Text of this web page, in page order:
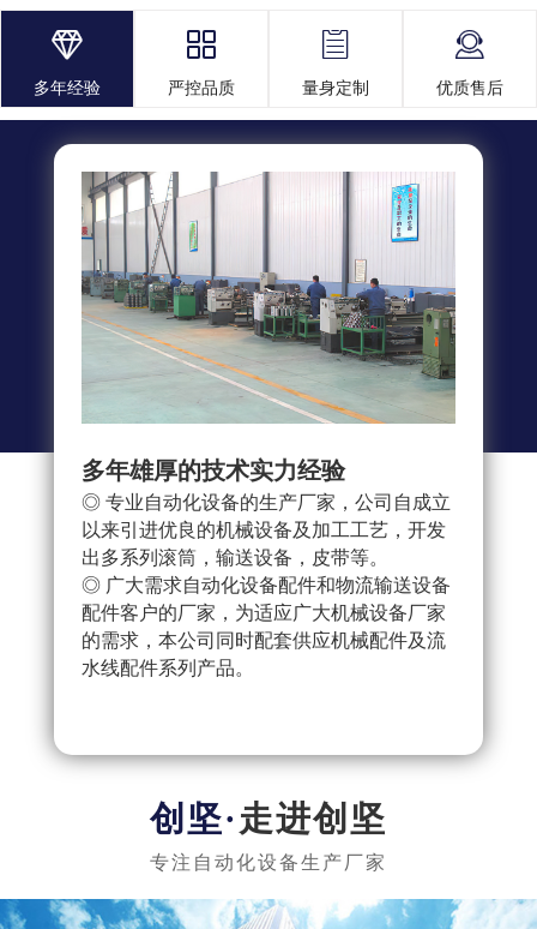

多年经验

严控品质

量身定制

优质售后
多年雄厚的技术实力经验
◎ 专业自动化设备的生产厂家，公司自成立
以来引进优良的机械设备及加工工艺，开发
出多系列滚筒，输送设备，皮带等。
◎ 广大需求自动化设备配件和物流输送设备
配件客户的厂家，为适应广大机械设备厂家
的需求，本公司同时配套供应机械配件及流
水线配件系列产品。
走进创坚